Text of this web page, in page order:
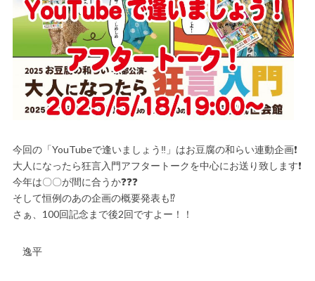
今回の「YouTubeで逢いましょう‼️」はお豆腐の和らい連動企画❗️
大人になったら狂言入門アフタートークを中心にお送り致します❗️
今年は〇〇が間に合うか❓❓❓
そして恒例のあの企画の概要発表も⁉️
さぁ、100回記念まで後2回ですよー！！
逸平